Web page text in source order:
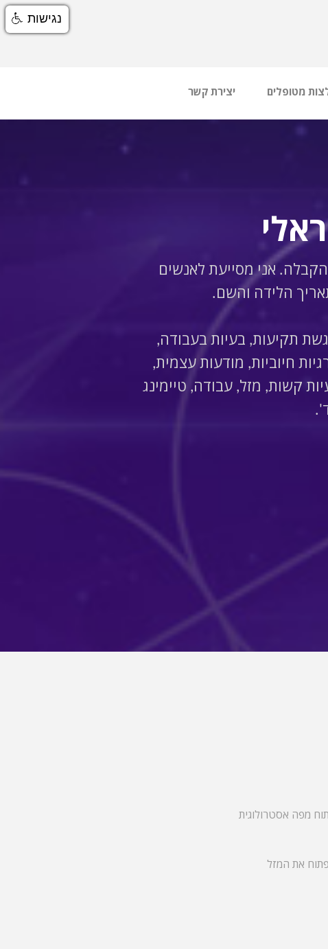
מטופלים יצירת קשר
אני מסייעת לאנשים
הלידה והשם.
תקיעות, בעיות בעבודה,
חיוביות, מודעות עצמית,
קשות, מזל, עבודה, טיימינג
מפה אסטרולוגית
את המזל
נגישות